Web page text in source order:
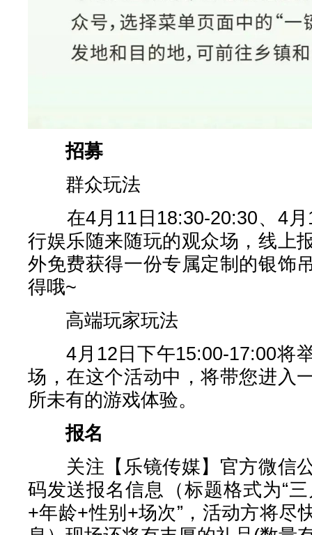
招募
群众玩法
在4月11日18:30-20:30、4月
行娱乐随来随玩的观众场，线上
外免费获得一份专属定制的银饰
得哦~
高端玩家玩法
4月12日下午15:00-17:00将
场，在这个活动中，将带您进入
所未有的游戏体验。
报名
关注【乐镜传媒】官方微信
码发送报名信息（标题格式为“
+年龄+性别+场次”，活动方将尽